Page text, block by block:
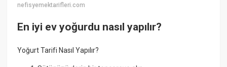
nefisyemektarifleri.com
En iyi ev yoğurdu nasıl yapılır?
Yoğurt Tarifi Nasıl Yapılır?